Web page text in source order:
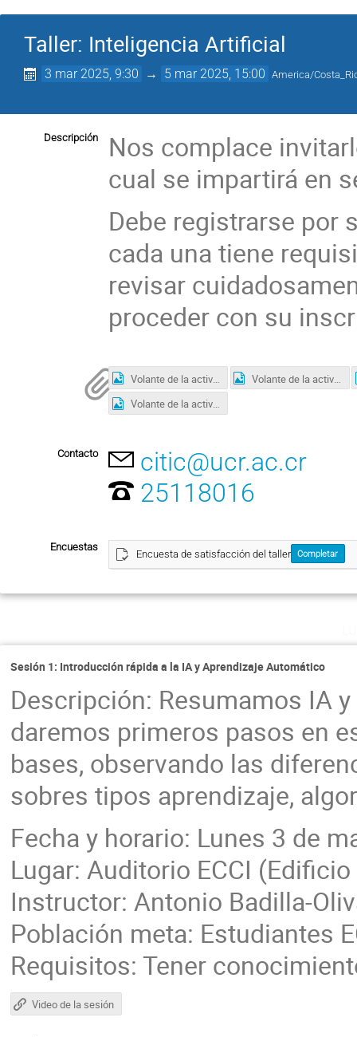
Taller: Inteligencia Artificial
3 mar 2025, 9:30 → 5 mar 2025, 15:00 America/
Descripción
Nos complace
cual se impartirá en
Debe registrarse por
cada una tiene
revisar
proceder con su
Volante de la actividad 1.png
Volante de la actividad 6.png
Contacto
citic@ucr.ac.cr
25118016
Encuestas
Encuesta de satisfacción del taller Completar
Sesión 1: Introducción rápida a la IA y Aprendizaje Automático
Descripción: Resumamos IA
daremos primeros pasos en
bases, observando las
sobres tipos aprendizaje,
Fecha y horario: Lunes 3 de
Lugar: Auditorio ECCI
Instructor: Antonio Badilla-
Población meta: Estudiantes
Requisitos: Tener
Video de la sesión